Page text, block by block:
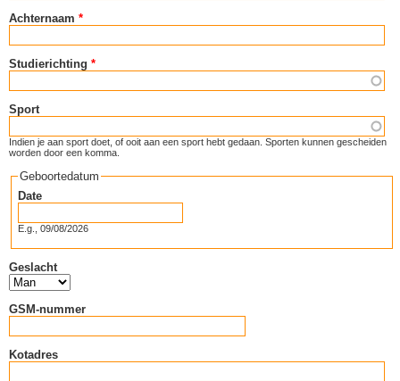
Achternaam *
Studierichting *
Sport
Indien je aan sport doet, of ooit aan een sport hebt gedaan. Sporten kunnen gescheiden
worden door een komma.
Geboortedatum
Date
E.g., 09/08/2026
Geslacht
GSM-nummer
Kotadres